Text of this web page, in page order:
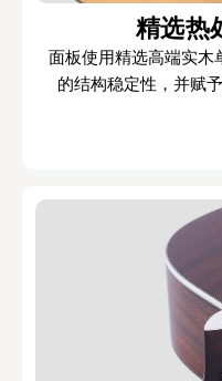
精选热
面板使用精选高端实木
的结构稳定性，并赋